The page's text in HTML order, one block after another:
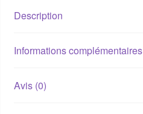
Description
Informations complémentaires
Avis (0)